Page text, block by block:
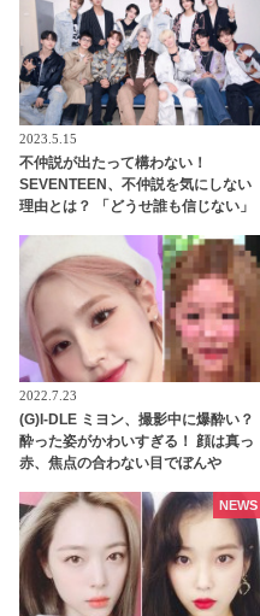
2023.5.15
不仲説が出たって構わない！
SEVENTEEN、不仲説を気にしない
理由とは？ 「どうせ誰も信じない」
ァン感動
2022.7.23
(G)I-DLE ミヨン、撮影中に爆酔い？
酔った姿がかわいすぎる！ 顔は真っ
赤、焦点の合わない目でぼんや
NEWS